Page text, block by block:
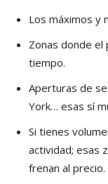
Los máximos y
Zonas donde
tiempo.
Aperturas de
York… esas sí
Si tienes
actividad; esas
frenan al precio.